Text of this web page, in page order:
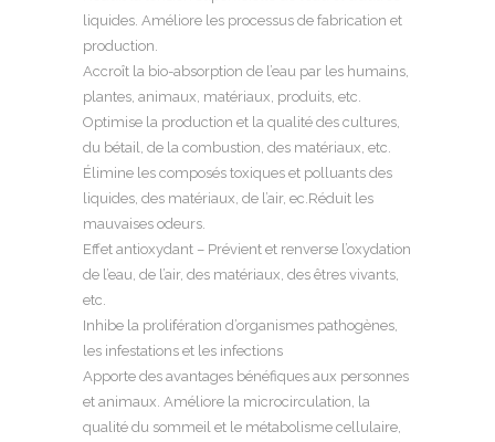
liquides. Améliore les processus de fabrication et
production.
Accroît la bio-absorption de l’eau par les humains,
plantes, animaux, matériaux, produits, etc.
Optimise la production et la qualité des cultures,
du bétail, de la combustion, des matériaux, etc.
Élimine les composés toxiques et polluants des
liquides, des matériaux, de l’air, ec.Réduit les
mauvaises odeurs.
Effet antioxydant – Prévient et renverse l’oxydation
de l’eau, de l’air, des matériaux, des êtres vivants,
etc.
Inhibe la prolifération d’organismes pathogènes,
les infestations et les infections
Apporte des avantages bénéfiques aux personnes
et animaux. Améliore la microcirculation, la
qualité du sommeil et le métabolisme cellulaire,